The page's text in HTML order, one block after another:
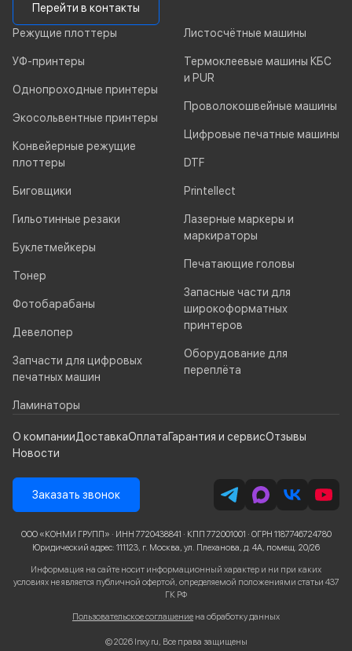
Режущие плоттеры
УФ-принтеры
Однопроходные принтеры
Экосольвентные принтеры
Конвейерные режущие
плоттеры
Биговщики
Гильотинные резаки
Буклетмейкеры
Тонер
Фотобарабаны
Девелопер
Запчасти для цифровых
печатных машин
Ламинаторы
Листосчётные машины
Термоклеевые машины КБС
и PUR
Проволокошвейные машины
Цифровые печатные машины
DTF
Printellect
Лазерные маркеры и
маркираторы
Печатающие головы
Запасные части для
широкоформатных
принтеров
Оборудование для
переплёта
О компанииДоставкаОплатаГарантия и сервисОтзывы
Новости
Перейти в контакты
Заказать звонок
ООО «КОНМИ ГРУПП» · ИНН 7720438841 · КПП 772001001 · ОГРН 1187746724780
Юридический адрес: 111123, г. Москва, ул. Плеханова, д. 4А, помещ. 20/26
Информация на сайте носит информационный характер и ни при каких
условиях не является публичной офертой, определяемой положениями статьи 437
ГК РФ
Пользовательское соглашение на обработку данных
© 2026 Inxy.ru, Все права защищены